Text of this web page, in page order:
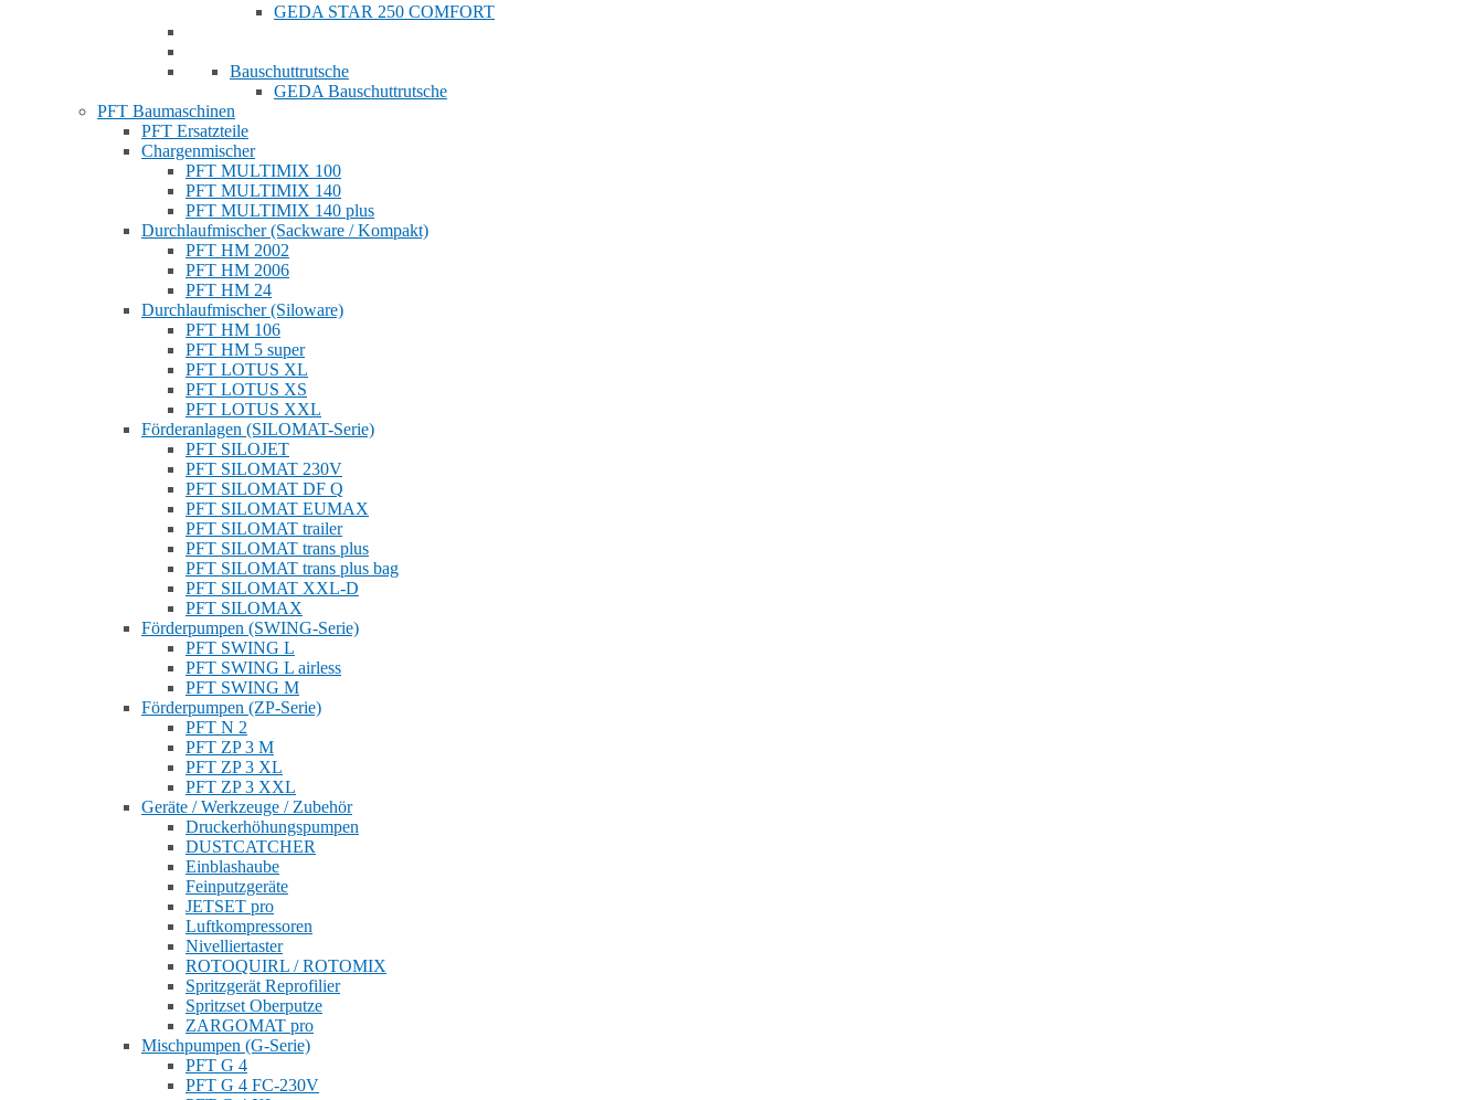
GEDA STAR 250 COMFORT
Bauschuttrutsche
GEDA Bauschuttrutsche
PFT Baumaschinen
PFT Ersatzteile
Chargenmischer
PFT MULTIMIX 100
PFT MULTIMIX 140
PFT MULTIMIX 140 plus
Durchlaufmischer (Sackware / Kompakt)
PFT HM 2002
PFT HM 2006
PFT HM 24
Durchlaufmischer (Siloware)
PFT HM 106
PFT HM 5 super
PFT LOTUS XL
PFT LOTUS XS
PFT LOTUS XXL
Förderanlagen (SILOMAT-Serie)
PFT SILOJET
PFT SILOMAT 230V
PFT SILOMAT DF Q
PFT SILOMAT EUMAX
PFT SILOMAT trailer
PFT SILOMAT trans plus
PFT SILOMAT trans plus bag
PFT SILOMAT XXL-D
PFT SILOMAX
Förderpumpen (SWING-Serie)
PFT SWING L
PFT SWING L airless
PFT SWING M
Förderpumpen (ZP-Serie)
PFT N 2
PFT ZP 3 M
PFT ZP 3 XL
PFT ZP 3 XXL
Geräte / Werkzeuge / Zubehör
Druckerhöhungspumpen
DUSTCATCHER
Einblashaube
Feinputzgeräte
JETSET pro
Luftkompressoren
Nivelliertaster
ROTOQUIRL / ROTOMIX
Spritzgerät Reprofilier
Spritzset Oberputze
ZARGOMAT pro
Mischpumpen (G-Serie)
PFT G 4
PFT G 4 FC-230V